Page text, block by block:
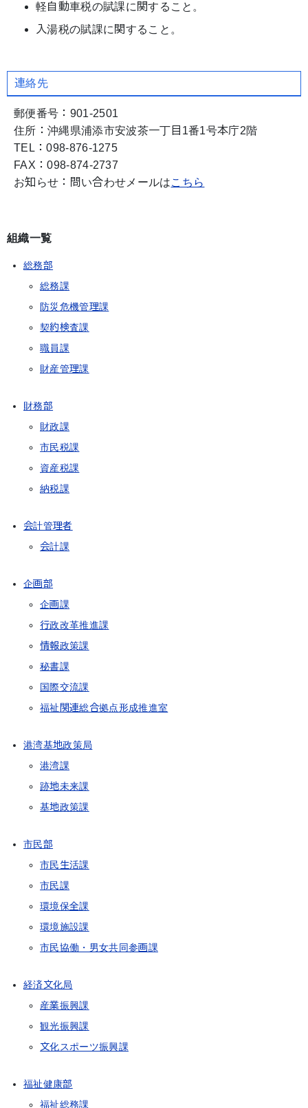
軽自動車税の賦課に関すること。
入湯税の賦課に関すること。
連絡先
郵便番号：901-2501
住所：沖縄県浦添市安波茶一丁目1番1号本庁2階
TEL：098-876-1275
FAX：098-874-2737
お知らせ：問い合わせメールはこちら
組織一覧
総務部
総務課
防災危機管理課
契約検査課
職員課
財産管理課
財務部
財政課
市民税課
資産税課
納税課
会計管理者
会計課
企画部
企画課
行政改革推進課
情報政策課
秘書課
国際交流課
福祉関連総合拠点形成推進室
港湾基地政策局
港湾課
跡地未来課
基地政策課
市民部
市民生活課
市民課
環境保全課
環境施設課
市民協働・男女共同参画課
経済文化局
産業振興課
観光振興課
文化スポーツ振興課
福祉健康部
福祉総務課